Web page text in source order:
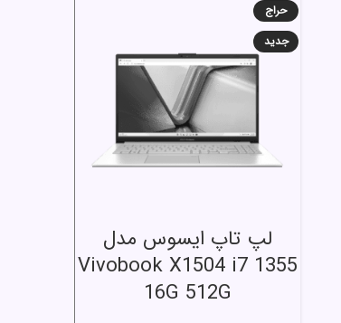
حراج
جدید
لپ تاپ ایسوس مدل
Vivobook X1504 i7 1355
16G 512G